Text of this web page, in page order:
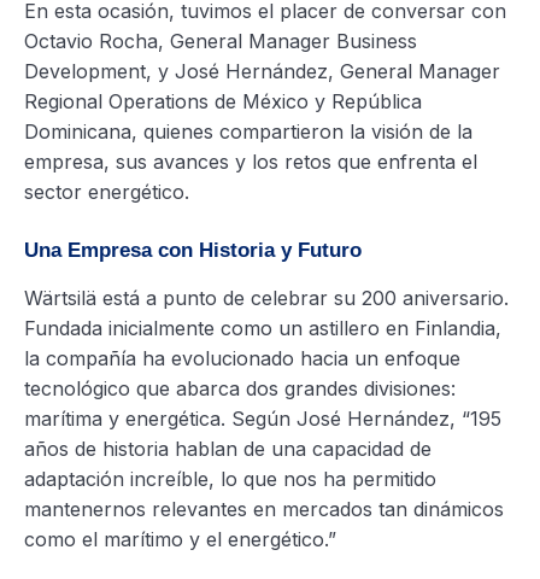
En esta ocasión, tuvimos el placer de conversar con
Octavio Rocha, General Manager Business
Development, y José Hernández, General Manager
Regional Operations de México y República
Dominicana, quienes compartieron la visión de la
empresa, sus avances y los retos que enfrenta el
sector energético.
Una Empresa con Historia y Futuro
Wärtsilä está a punto de celebrar su 200 aniversario.
Fundada inicialmente como un astillero en Finlandia,
la compañía ha evolucionado hacia un enfoque
tecnológico que abarca dos grandes divisiones:
marítima y energética. Según José Hernández, “195
años de historia hablan de una capacidad de
adaptación increíble, lo que nos ha permitido
mantenernos relevantes en mercados tan dinámicos
como el marítimo y el energético.”